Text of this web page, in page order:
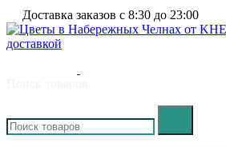
Доставка заказов с 8:30 до 23:00